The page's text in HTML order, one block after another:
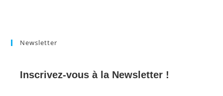
Newsletter
Inscrivez-vous à la Newsletter !